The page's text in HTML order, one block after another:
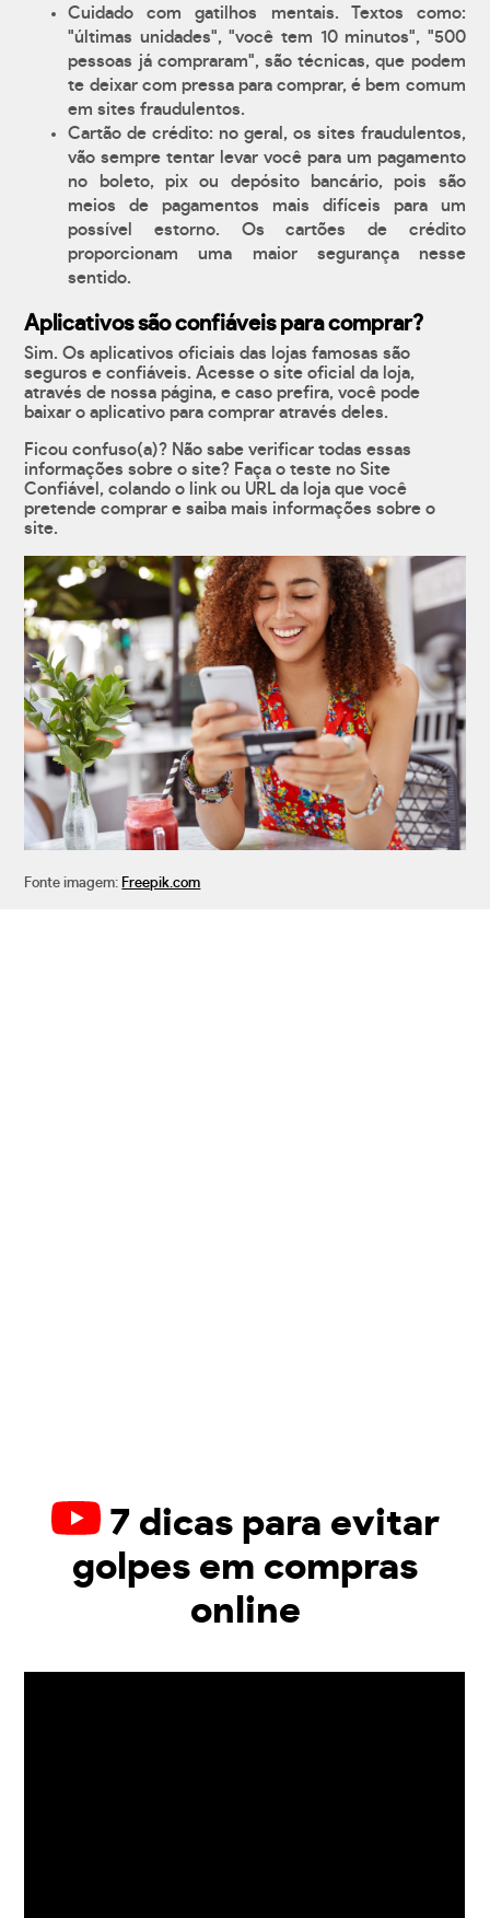
Cuidado com gatilhos mentais. Textos como:
"últimas unidades", "você tem 10 minutos", "500
pessoas já compraram", são técnicas, que podem
te deixar com pressa para comprar, é bem comum
em sites fraudulentos.
Cartão de crédito: no geral, os sites fraudulentos,
vão sempre tentar levar você para um pagamento
no boleto, pix ou depósito bancário, pois são
meios de pagamentos mais difíceis para um
possível estorno. Os cartões de crédito
proporcionam uma maior segurança nesse
sentido.
Aplicativos são confiáveis para comprar?
Sim. Os aplicativos oficiais das lojas famosas são
seguros e confiáveis. Acesse o site oficial da loja,
através de nossa página, e caso prefira, você pode
baixar o aplicativo para comprar através deles.
Ficou confuso(a)? Não sabe verificar todas essas
informações sobre o site? Faça o teste no Site
Confiável, colando o link ou URL da loja que você
pretende comprar e saiba mais informações sobre o
site.
Fonte imagem: Freepik.com
7 dicas para evitar
golpes em compras
online